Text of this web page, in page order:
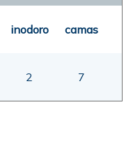
inodoro camas
2 7